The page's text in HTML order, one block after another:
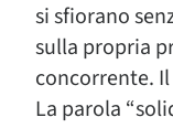
si sfiorano
sulla propria
concorrente.
La parola